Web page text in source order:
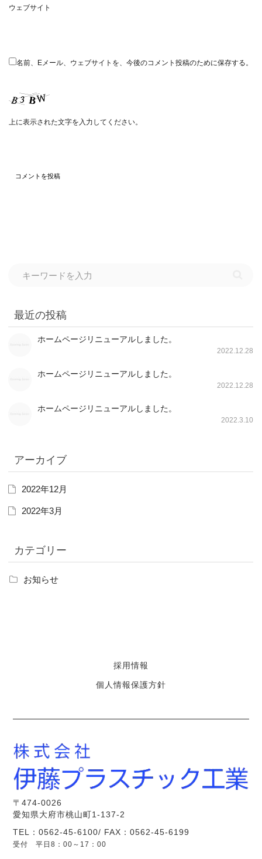
ウェブサイト
名前、Eメール、ウェブサイトを、今後のコメント投稿のために保存する。
上に表示された文字を入力してください。
最近の投稿
ホームページリニューアルしました。
2022.12.28
ホームページリニューアルしました。
2022.12.28
ホームページリニューアルしました。
2022.3.10
アーカイブ
2022年12月
2022年3月
カテゴリー
お知らせ
採用情報
個人情報保護方針
〒474-0026
愛知県大府市桃山町1-137-2
TEL：0562-45-6100/ FAX：0562-45-6199
受付 平日8：00～17：00